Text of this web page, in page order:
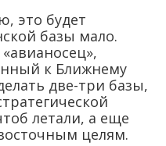
это будет
базы мало.
к Ближнему
две-три базы,
летали, а еще
целям.